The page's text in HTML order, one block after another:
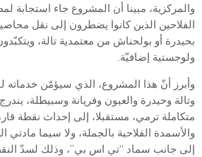
والمركزية، مبينا أن المشروع جاء استجابة
الفلاحين الذين كانوا يضطرون إلى نقل
بحيدرة أو بولحناش من معتمدية تالة،
ولوجستية إضافيّة.
وأبرز أنّ هذا المشروع، الذي سيؤمّن خدماته
وتالة وحيدرة والعيون وفريانة وسبيطلة،
متكاملة ترمي، مستقبلا، إلى إحداث نقطة قارة
والأسمدة الفلاحية بالجملة، ولا سيما مادتي
إلى جانب سماد “تي اس بي”، وذلك لسدّ